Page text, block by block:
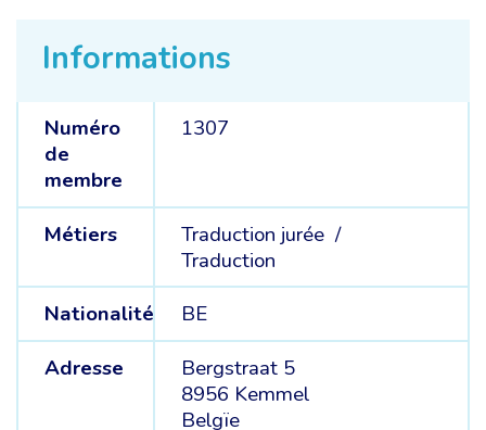
Informations
Numéro
de
membre
1307
Métiers
Traduction jurée /
Traduction
Nationalité
BE
Adresse
Bergstraat 5
8956 Kemmel
Belgïe